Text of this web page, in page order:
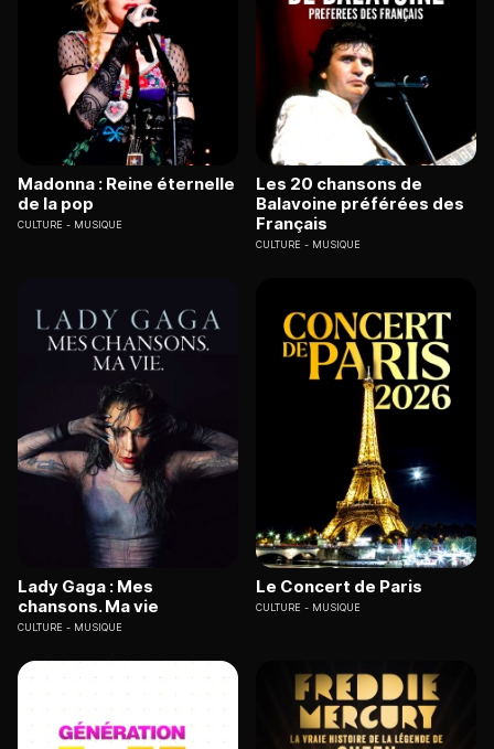
Madonna : Reine éternelle
de la pop
CULTURE MUSIQUE
Les 20 chansons de
Balavoine préférées des
Français
CULTURE MUSIQUE
Lady Gaga : Mes
chansons. Ma vie
CULTURE MUSIQUE
Le Concert de Paris
CULTURE MUSIQUE